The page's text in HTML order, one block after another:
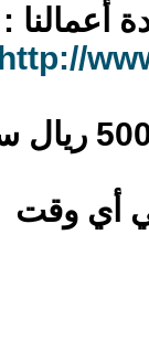
أعمالنا :
http://
أي وقت